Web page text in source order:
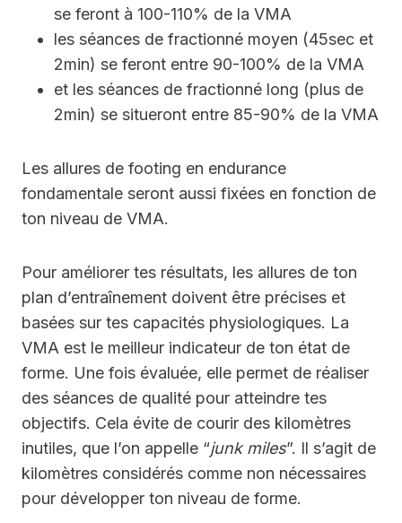
se feront à 100-110% de la VMA
les séances de fractionné moyen (45sec et
2min) se feront entre 90-100% de la VMA
et les séances de fractionné long (plus de
2min) se situeront entre 85-90% de la VMA
Les allures de footing en endurance
fondamentale seront aussi fixées en fonction de
ton niveau de VMA.
Pour améliorer tes résultats, les allures de ton
plan d’entraînement doivent être précises et
basées sur tes capacités physiologiques. La
VMA est le meilleur indicateur de ton état de
forme. Une fois évaluée, elle permet de réaliser
des séances de qualité pour atteindre tes
objectifs. Cela évite de courir des kilomètres
inutiles, que l’on appelle “junk miles”. Il s’agit de
kilomètres considérés comme non nécessaires
pour développer ton niveau de forme.